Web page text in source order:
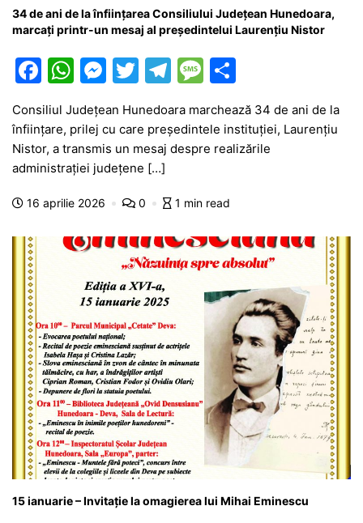
34 de ani de la înființarea Consiliului Județean Hunedoara,
marcați printr-un mesaj al președintelui Laurențiu Nistor
F
a
c
e
b
o
W
at
s
A
p
M
s
s
e
n
er
T
itt
er
T
e
gr
m
M
s
s
g
ta
je
Consiliul Județean Hunedoara marchează 34 de ani de la
înființare, prilej cu care președintele instituției, Laurențiu
Nistor, a transmis un mesaj despre realizările
administrației județene […]
16 aprilie 2026 0 1 min read
15 ianuarie – Invitație la omagierea lui Mihai Eminescu